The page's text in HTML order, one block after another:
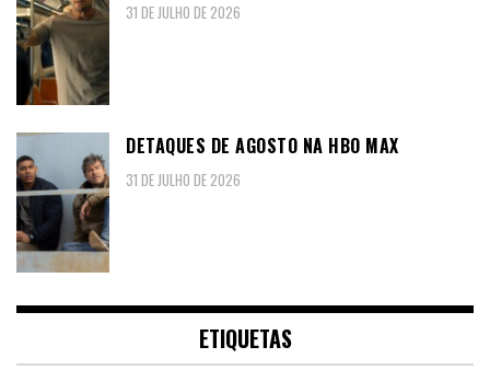
31 DE JULHO DE 2026
DETAQUES DE AGOSTO NA HBO MAX
31 DE JULHO DE 2026
ETIQUETAS